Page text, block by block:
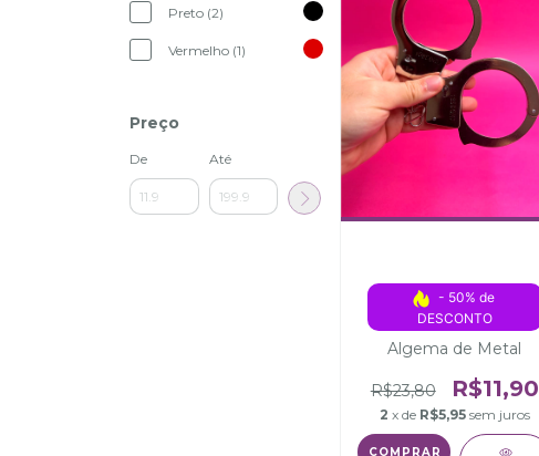
Preto (2)
Vermelho (1)
Preço
De Até
- 50% de
DESCONTO
Algema de Metal
R$23,80 R$11,90
2 x de R$5,95 sem juros